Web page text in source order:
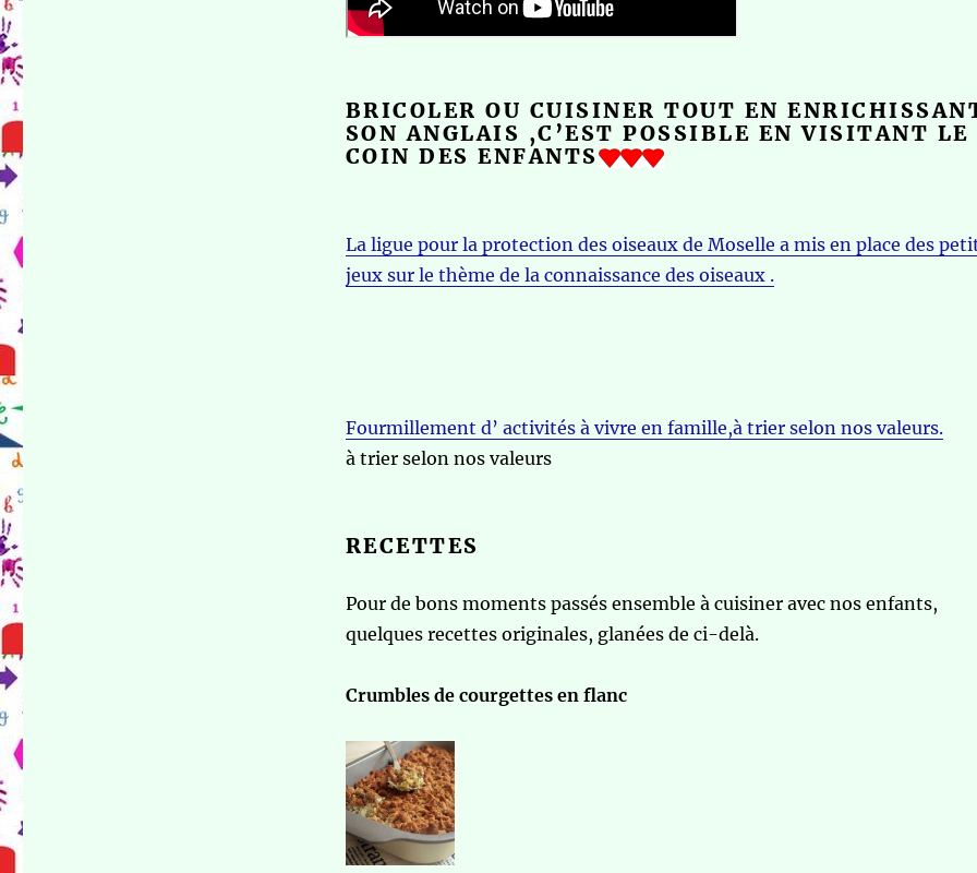
BRICOLER OU CUISINER TOUT EN
SON ANGLAIS ,C’EST POSSIBLE EN VISITANT LE
COIN DES ENFANTS
La ligue pour la protection des oiseaux de Moselle a mis en place des
jeux sur le thème de la connaissance des oiseaux .
Fourmillement d’ activités à vivre en famille,à trier selon nos valeurs.
à trier selon nos valeurs
RECETTES
Pour de bons moments passés ensemble à cuisiner avec nos enfants,
quelques recettes originales, glanées de ci-delà.
Crumbles de courgettes en flanc